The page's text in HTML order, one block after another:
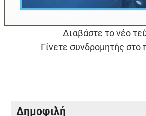
Διαβάστε το νέο
Γίνετε συνδρομητής στο
Δημοφιλή